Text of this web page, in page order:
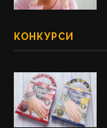
КОНКУРСИ